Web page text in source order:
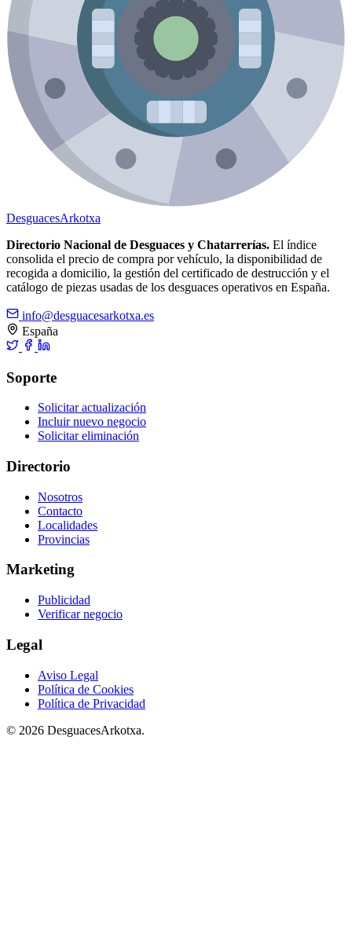
DesguacesArkotxa
Directorio Nacional de Desguaces y Chatarrerías. El índice
consolida el precio de compra por vehículo, la disponibilidad de
recogida a domicilio, la gestión del certificado de destrucción y el
catálogo de piezas usadas de los desguaces operativos en España.
info@desguacesarkotxa.es
España
Soporte
Solicitar actualización
Incluir nuevo negocio
Solicitar eliminación
Directorio
Nosotros
Contacto
Localidades
Provincias
Marketing
Publicidad
Verificar negocio
Legal
Aviso Legal
Política de Cookies
Política de Privacidad
© 2026 DesguacesArkotxa.